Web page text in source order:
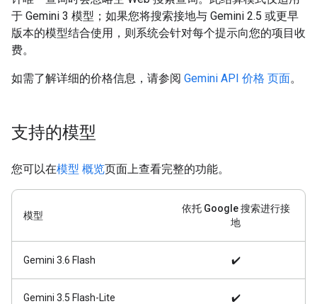
于 Gemini 3 模型；如果您将搜索接地与 Gemini 2.5 或更早
版本的模型结合使用，则系统会针对每个提示向您的项目收
费。
如需了解详细的价格信息，请参阅 Gemini API 价格 页面。
支持的模型
您可以在模型 概览页面上查看完整的功能。
模型
依托 Google 搜索进行接
地
Gemini 3.6 Flash ✔️
Gemini 3.5 Flash-Lite ✔️